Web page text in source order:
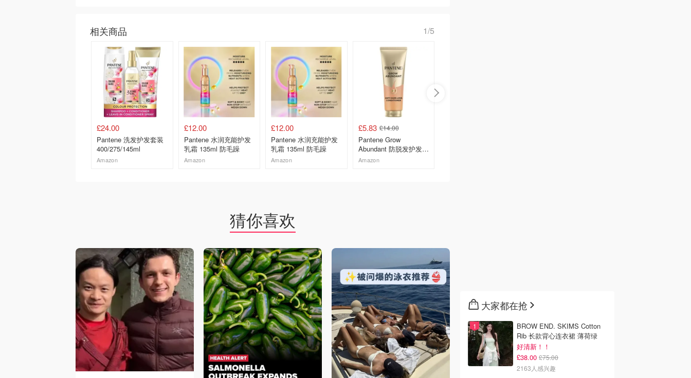
相关商品 1/5
£24.00
Pantene 洗发护发套装
400/275/145ml
Amazon
£12.00
Pantene 水润充能护发
乳霜 135ml 防毛躁
Amazon
£12.00
Pantene 水润充能护发
乳霜 135ml 防毛躁
Amazon
£5.83 £14.00
Pantene Grow
Abundant 防脱发护发素
250ml
Amazon
猜你喜欢
大家都在抢
BROW END. SKIMS Cotton
Rib 长款背心连衣裙 薄荷绿
好清新！！
£38.00 £75.00
2163人感兴趣